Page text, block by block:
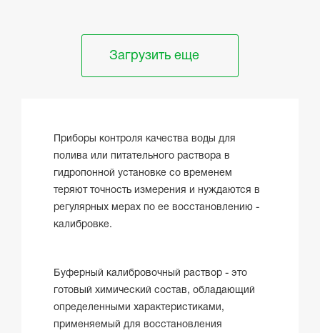
Загрузить еще
Приборы контроля качества воды для
полива или питательного раствора в
гидропонной установке со временем
теряют точность измерения и нуждаются в
регулярных мерах по ее восстановлению -
калибровке.
Буферный калибровочный раствор - это
готовый химический состав, обладающий
определенными характеристиками,
применяемый для восстановления